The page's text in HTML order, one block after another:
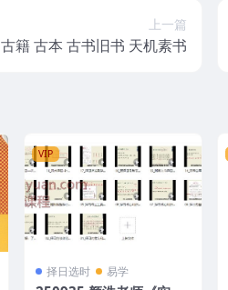
上一篇
古籍 古本 古书旧书 天机素书
VIP
择日选时 易学